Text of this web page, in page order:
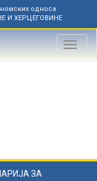
односа
И ХЕРЦЕГОВИНЕ
Toggle
ЗА